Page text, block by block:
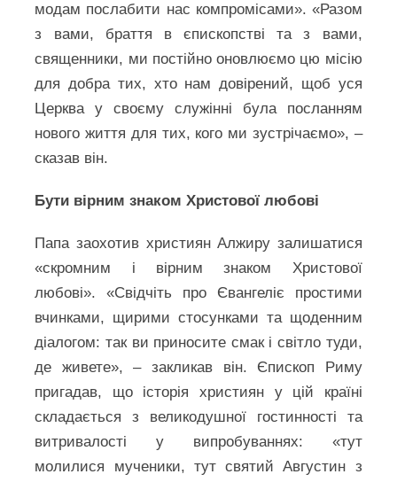
модам послабити нас компромісами». «Разом
з вами, браття в єпископстві та з вами,
священники, ми постійно оновлюємо цю місію
для добра тих, хто нам довірений, щоб уся
Церква у своєму служінні була посланням
нового життя для тих, кого ми зустрічаємо», –
сказав він.
Бути вірним знаком Христової любові
Папа заохотив християн Алжиру залишатися
«скромним і вірним знаком Христової
любові». «Свідчіть про Євангеліє простими
вчинками, щирими стосунками та щоденним
діалогом: так ви приносите смак і світло туди,
де живете», – закликав він. Єпископ Риму
пригадав, що історія християн у цій країні
складається з великодушної гостинності та
витривалості у випробуваннях: «тут
молилися мученики, тут святий Августин з